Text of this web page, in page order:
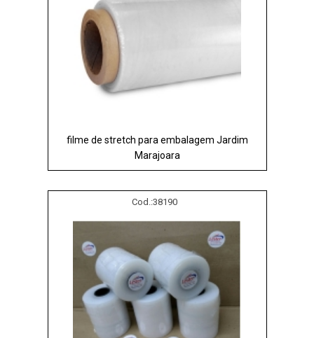
filme de stretch para embalagem Jardim
Marajoara
Cod.:38190